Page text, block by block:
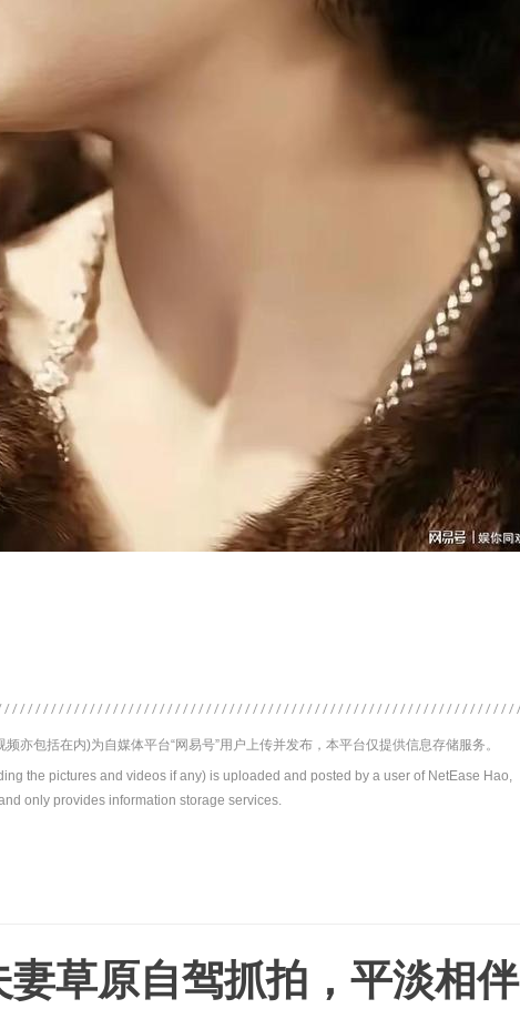
亦包括在内)为自媒体平台“网易号”用户上传并发布，本平台仅提供信息存储服务。
the pictures and videos if any) is uploaded and posted by a user of NetEase Hao,
only provides information storage services.
妻草原自驾抓拍，平淡相伴